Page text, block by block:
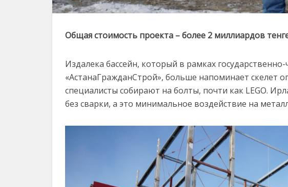
Общая стоимость проекта – более 2 миллиардов
Издалека бассейн, который в рамках
«АстанаГражданСтрой», больше напоминает скелет
специалисты собирают на болты, почти как LEGO.
без сварки, а это минимальное воздействие на